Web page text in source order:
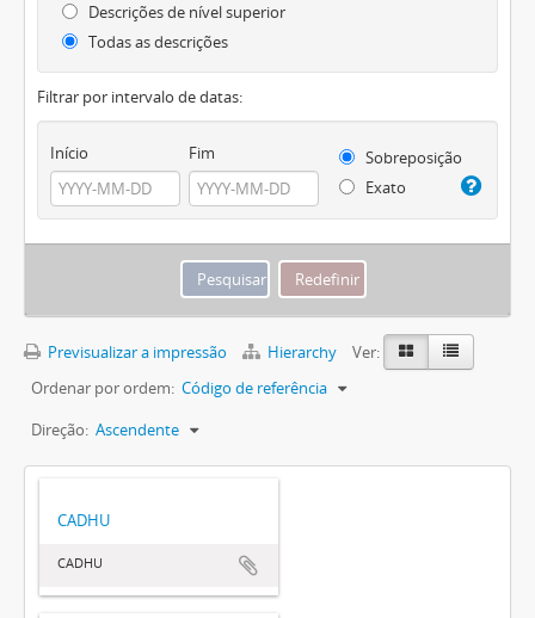
Descrições de nível superior
Todas as descrições
Filtrar por intervalo de datas:
Início Fim
Sobreposição
Exato
Previsualizar a impressão Hierarchy
Ver:
Ordenar por ordem: Código de referência
Direção: Ascendente
CADHU
CADHU